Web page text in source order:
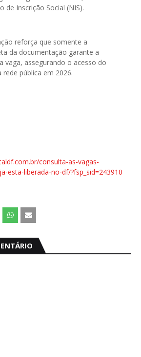
de Inscrição Social (NIS).
reforça que somente a
da documentação garante a
vaga, assegurando o acesso do
pública em 2026.
consulta-as-vagas-
esta-liberada-no-df/?fsp_sid=243910